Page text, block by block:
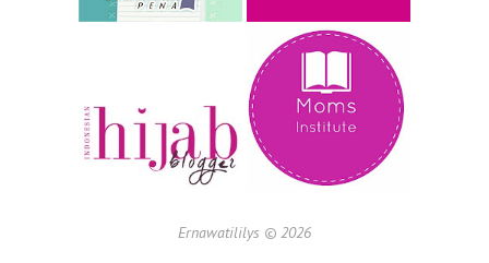
Ernawatililys © 2026